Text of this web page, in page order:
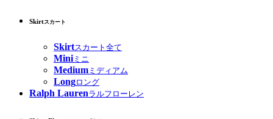
Skirtスカート
Skirtスカート全て
Miniミニ
Medium ミディアム
Longロング
Ralph Laurenラルフローレン